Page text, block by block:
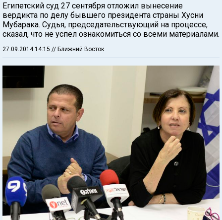
Египетский суд 27 сентября отложил вынесение
вердикта по делу бывшего президента страны Хусни
Мубарака. Судья, председательствующий на процессе,
сказал, что не успел ознакомиться со всеми материалами.
27.09.2014 14:15 // Ближний Восток